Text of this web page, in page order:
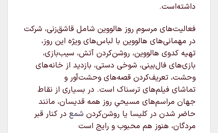
داشته‌است.
فعالیت‌های مرسوم روز هالووین شامل قاشق‌زنی، شرکت
در مهمانی‌های هالووین با لباس‌های ویژه این روز،
تهیه کدوی هالووین، روشن‌کردن آتش، سیب‌بازی،
بازی‌های فال‌بینی، شوخی دستی، بازدید از خانه‌های
وحشت، تعریف‌کردن قصه‌های وحشت‌آور و
تماشای فیلم‌های ترسناک است. در بسیاری از نقاط
جهان مراسم‌های مسیحیِ روز همه قدیسان، مانند
حاضر شدن در کلیسا یا روشن‌کردن شمع در کنار قبر
مردگان، هنوز هم محبوب و رایج است